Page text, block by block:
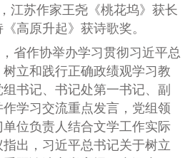
江苏作家王尧《桃花坞》获长
高原升起》获诗歌奖。
省作协举办学习贯彻习近平总
立和践行正确政绩观学习教
书记、书记处第一书记、副
作学习交流重点发言， 党组领
位负责人结合文学工作实际
出，习近平总书记关于树立